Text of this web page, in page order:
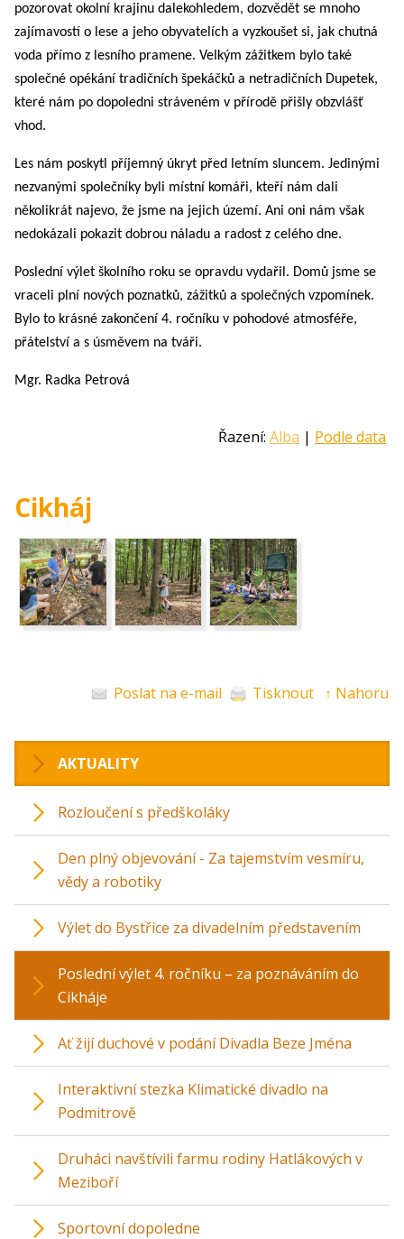
pozorovat okolní krajinu dalekohledem, dozvědět se mnoho
zajímavostí o lese a jeho obyvatelích a vyzkoušet si, jak chutná
voda přímo z lesního pramene. Velkým zážitkem bylo také
společné opékání tradičních špekáčků a netradičních Dupetek,
které nám po dopoledni stráveném v přírodě přišly obzvlášť
vhod.
Les nám poskytl příjemný úkryt před letním sluncem. Jedinými
nezvanými společníky byli místní komáři, kteří nám dali
několikrát najevo, že jsme na jejich území. Ani oni nám však
nedokázali pokazit dobrou náladu a radost z celého dne.
Poslední výlet školního roku se opravdu vydařil. Domů jsme se
vraceli plní nových poznatků, zážitků a společných vzpomínek.
Bylo to krásné zakončení 4. ročníku v pohodové atmosféře,
přátelství a s úsměvem na tváři.
Mgr. Radka Petrová
Řazení: Alba | Podle data
Cikháj
Poslat na e-mail Tisknout ↑ Nahoru
AKTUALITY
Rozloučení s předškoláky
Den plný objevování - Za tajemstvím vesmíru,
vědy a robotiky
Výlet do Bystřice za divadelním představením
Poslední výlet 4. ročníku – za poznáváním do
Cikháje
Ať žijí duchové v podání Divadla Beze Jména
Interaktivní stezka Klimatické divadlo na
Podmitrově
Druháci navštívili farmu rodiny Hatlákových v
Meziboří
Sportovní dopoledne